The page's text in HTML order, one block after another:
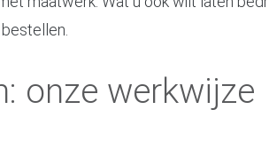
onze werkwijze